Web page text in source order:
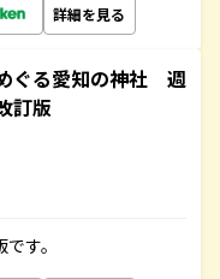
詳細を見る
ぐる愛知の神社 週
訂版
す。